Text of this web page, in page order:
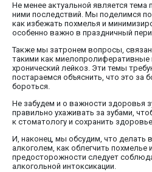
Не менее актуальной является тема
ними последствий. Мы поделимся
как избежать похмелья и
особенно важно в праздничный
Также мы затронем вопросы,
такими как миелопролиферативные
хронический лейкоз. Эти темы
постараемся объяснить, что это за
бороться.
Не забудем и о важности здоровья
правильно ухаживать за зубами,
к стоматологу и сохранить
И, наконец, мы обсудим, что делать
алкоголем, как облегчить похмелье
предосторожности следует
алкогольной интоксикации.